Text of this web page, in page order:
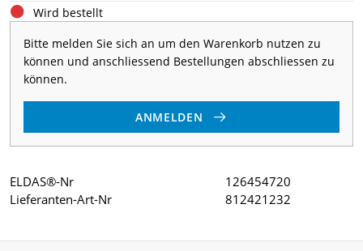
Wird bestellt
Bitte melden Sie sich an um den Warenkorb nutzen zu
können und anschliessend Bestellungen abschliessen zu
können.
ANMELDEN
ELDAS®-Nr
126454720
Lieferanten-Art-Nr
812421232